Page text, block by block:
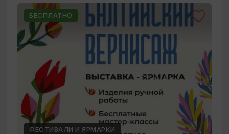
БЕСПЛАТНО
ФЕСТИВАЛИ И ЯРМАРКИ